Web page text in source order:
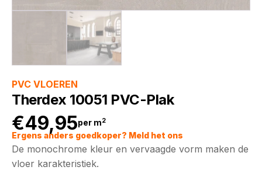
PVC VLOEREN
Therdex 10051 PVC-Plak
€49,95per m2
Ergens anders goedkoper? Meld het ons
De monochrome kleur en vervaagde vorm maken de
vloer karakteristiek.